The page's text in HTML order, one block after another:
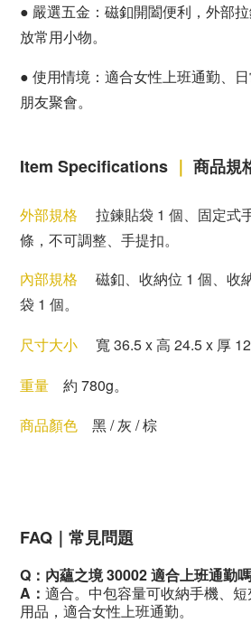
● 嚴選五金：磁釦開闔便利，外部
放常用小物。
● 使用情境：適合女性上班通勤、
朋友聚會。
Item Specifications ｜ 商品規
外部規格
拉鍊貼袋 1 個、固定式
條，不可調整、手提扣。
內部規格
磁釦、收納位 1 個、收
袋 1 個。
尺寸大小
寬 36.5 x 高 24.5 x 厚 12
重量
約 780g。
商品顏色
黑 / 灰 / 棕
FAQ ｜常見問題
Q ： 內蘊之境 30002 適合上班通勤
A ： 適合。中包容量可收納手機、
用品，適合女性上班通勤。